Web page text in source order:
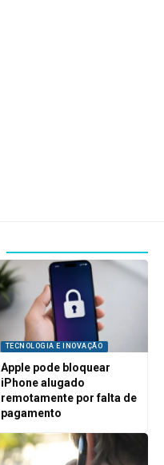
TECNOLOGIA E INOVAÇÃO
Apple pode bloquear
iPhone alugado
remotamente por falta de
pagamento